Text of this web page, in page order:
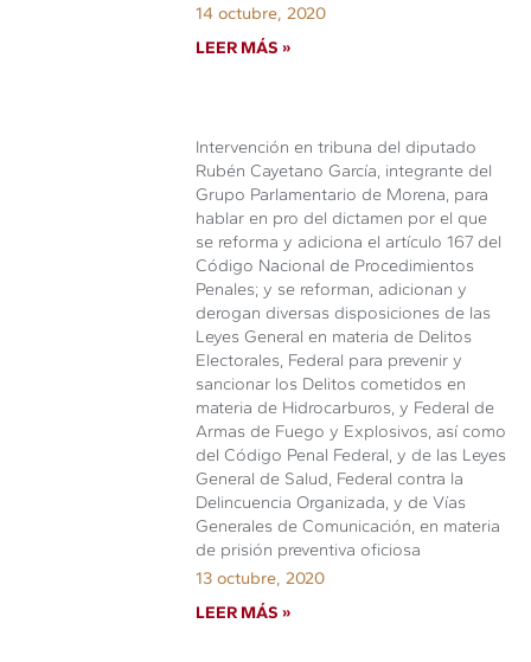
14 octubre, 2020
LEER MÁS »
Intervención en tribuna del diputado
Rubén Cayetano García, integrante del
Grupo Parlamentario de Morena, para
hablar en pro del dictamen por el que
se reforma y adiciona el artículo 167 del
Código Nacional de Procedimientos
Penales; y se reforman, adicionan y
derogan diversas disposiciones de las
Leyes General en materia de Delitos
Electorales, Federal para prevenir y
sancionar los Delitos cometidos en
materia de Hidrocarburos, y Federal de
Armas de Fuego y Explosivos, así como
del Código Penal Federal, y de las Leyes
General de Salud, Federal contra la
Delincuencia Organizada, y de Vías
Generales de Comunicación, en materia
de prisión preventiva oficiosa
13 octubre, 2020
LEER MÁS »